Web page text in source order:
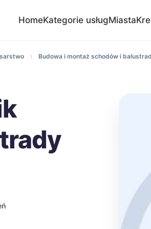
HomeKategorie usługMiasta
Budowa i montaż schodów i balustrad